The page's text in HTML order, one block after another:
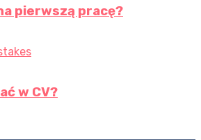
pierwszą pracę?
w CV?